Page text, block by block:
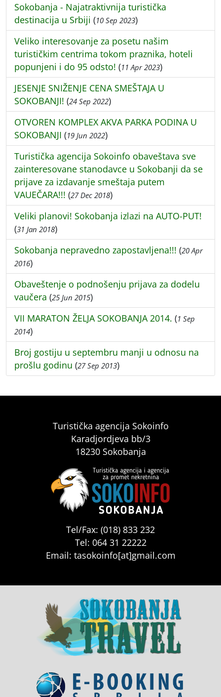
Sokobanja - Najatraktivnija turistička
destinacija u Srbiji (10 Sep 2023)
Veliko interesovanje za posetu našim
turističkim centrima tokom praznika, hoteli
popunjeni i do 95 odsto! (11 Apr 2023)
JESENJE SNIŽENJE CENA SMEŠTAJA U
SOKOBANJI! (24 Sep 2022)
OTVOREN KOMPLEX AKVA PARKA PODINA U
SOKOBANJI (19 Jun 2022)
Turistička agencija Sokoinfo obaveštava sve
zainteresovane stanodavce u Sokobanji da se
prijave za izdavanje smeštaja putem
VAUEČARA!!! (27 Dec 2018)
Veliki planovi! Sokobanja izlazi na AUTO-PUT!
(31 Jan 2018)
Sokobanja nepravedno zapostavljena!!! (20 Apr
2016)
Obaveštenje o podnošenju prijava za dodelu
vaučera (25 Jun 2015)
VII MARATON ŽELJA SOKOBANJA 2014. (1 Sep
2014)
Broj gostiju u septembru manji u odnosu na
prošlu godinu (27 Sep 2013)
Turistička agencija Sokoinfo
Karadjordjeva bb/3
18230 Sokobanja
Tel/Fax: (018) 833 232
Tel: 064 31 22222
Email: tasokoinfo[at]gmail.com